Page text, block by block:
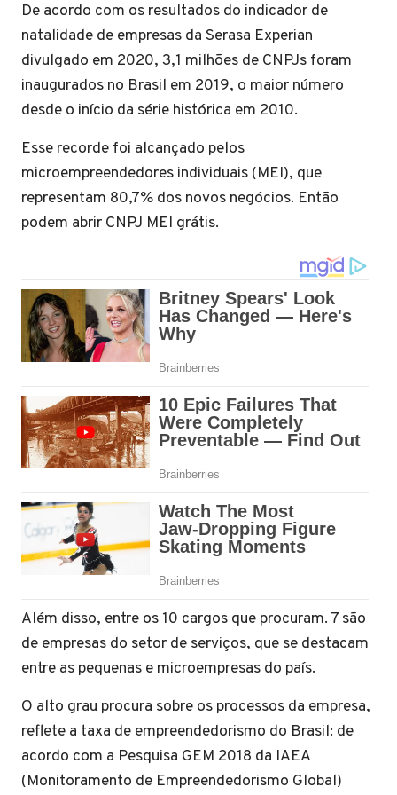
De acordo com os resultados do indicador de
natalidade de empresas da Serasa Experian
divulgado em 2020, 3,1 milhões de CNPJs foram
inaugurados no Brasil em 2019, o maior número
desde o início da série histórica em 2010.
Esse recorde foi alcançado pelos
microempreendedores individuais (MEI), que
representam 80,7% dos novos negócios. Então
podem abrir CNPJ MEI grátis.
Além disso, entre os 10 cargos que procuram. 7 são
de empresas do setor de serviços, que se destacam
entre as pequenas e microempresas do país.
O alto grau procura sobre os processos da empresa,
reflete a taxa de empreendedorismo do Brasil: de
acordo com a Pesquisa GEM 2018 da IAEA
(Monitoramento de Empreendedorismo Global)